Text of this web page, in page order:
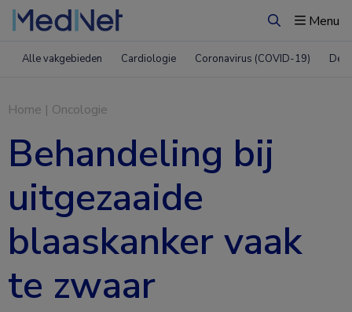
ZoekenMenu
Alle vakgebieden Cardiologie Coronavirus (COVID-19)
Home | Oncologie
Behandeling bij
uitgezaaide
blaaskanker vaak
te zwaar